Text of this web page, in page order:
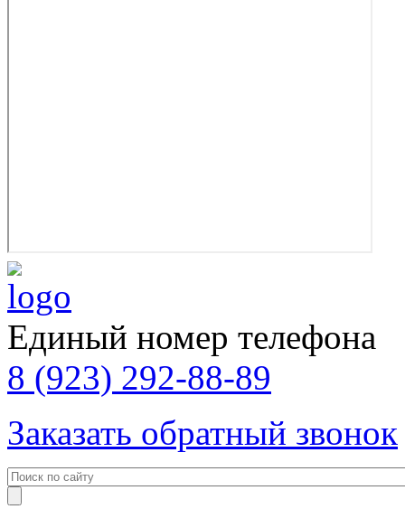
Единый номер телефона
8 (923) 292-88-89
Заказать обратный звонок